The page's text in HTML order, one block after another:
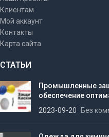
Клиентам
Мой аккаунт
Контакты
Карта сайта
СТАТЬИ
Промышленные
обеспечение
2023-09-20
Без